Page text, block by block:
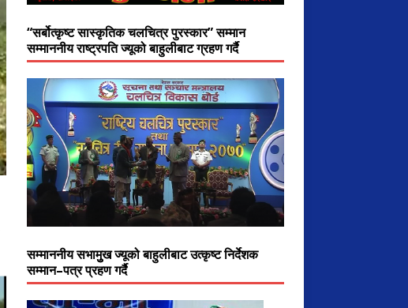
“सर्बोत्कृष्ट सास्कृतिक चलचित्र पुरस्कार” सम्मान
सम्माननीय राष्ट्रपति ज्यूको बाहुलीबाट ग्रहण गर्दै
सम्माननीय सभामुुख ज्यूको बाहुलीबाट उत्कृष्ट निर्देशक
सम्मान–पत्र प्रहण गर्दै